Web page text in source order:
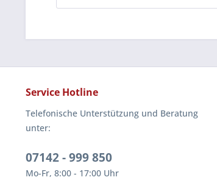
Service Hotline
Telefonische Unterstützung und Beratung
unter:
07142 - 999 850
Mo-Fr, 8:00 - 17:00 Uhr